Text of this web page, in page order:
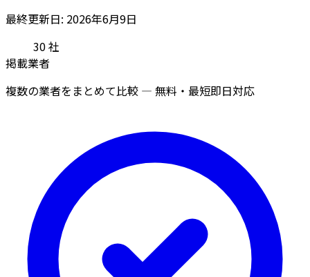
最終更新日: 2026年6月9日
30社
掲載業者
複数の業者をまとめて比較 — 無料・最短即日対応